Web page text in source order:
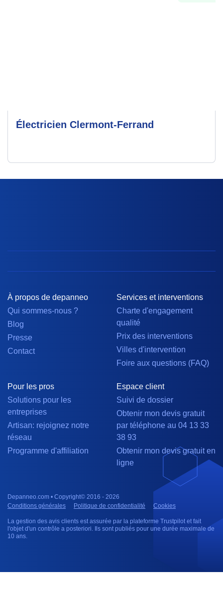
Électricien Clermont-Ferrand
À propos de depanneo
Qui sommes-nous ?
Blog
Presse
Contact
Services et interventions
Charte d'engagement
qualité
Prix des interventions
Villes d'intervention
Foire aux questions (FAQ)
Pour les pros
Solutions pour les
entreprises
Artisan: rejoignez notre
réseau
Programme d'affiliation
Espace client
Suivi de dossier
Obtenir mon devis gratuit
par téléphone au 04 13 33
38 93
Obtenir mon devis gratuit en
ligne
Depanneo.com • Copyright© 2016 - 2026
Conditions générales
Politique de confidentialité Cookies
La gestion des avis clients est assurée par la plateforme Trustpilot et fait
l'objet d'un contrôle a posteriori. Ils sont publiés pour une durée maximale de
10 ans.